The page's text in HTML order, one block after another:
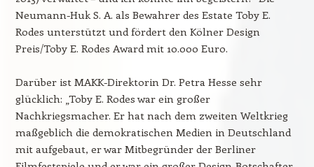
Neumann-Huk S. A. als Bewahrer des Estate Toby E.
Rodes unterstützt und fördert den Kölner Design
Preis/Toby E. Rodes Award mit 10.000 Euro.
Darüber ist MAKK-Direktorin Dr. Petra Hesse sehr
glücklich: „Toby E. Rodes war ein großer
Nachkriegsmacher. Er hat nach dem zweiten Weltkrieg
maßgeblich die demokratischen Medien in Deutschland
mit aufgebaut, er war Mitbegründer der Berliner